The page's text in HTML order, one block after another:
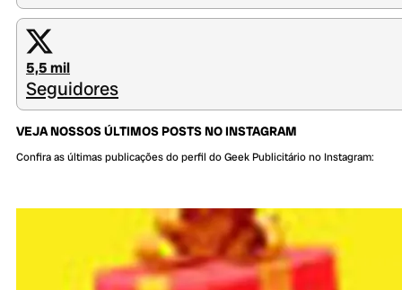
5,5 mil
Seguidores
VEJA NOSSOS ÚLTIMOS POSTS NO INSTAGRAM
Confira as últimas publicações do perfil do Geek Publicitário no Instagram: